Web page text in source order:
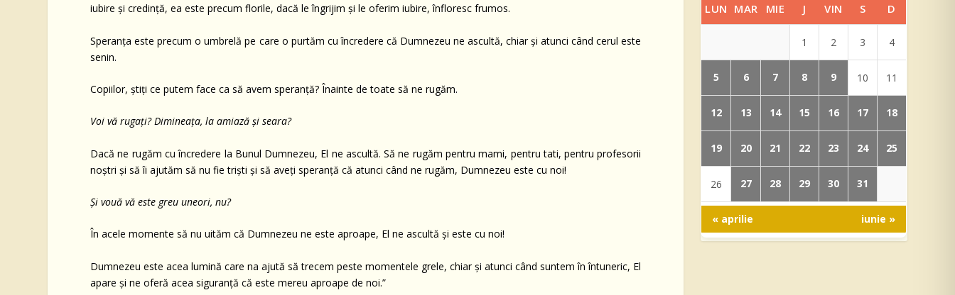
iubire și credință, ea este precum florile, dacă le îngrijim și le oferim iubire, înfloresc frumos.
Speranța este precum o umbrelă pe care o purtăm cu încredere că Dumnezeu ne ascultă, chiar și atunci când cerul este
senin.
Copiilor, știți ce putem face ca să avem speranță? Înainte de toate să ne rugăm.
Voi vă rugați? Dimineața, la amiază și seara?
Dacă ne rugăm cu încredere la Bunul Dumnezeu, El ne ascultă. Să ne rugăm pentru mami, pentru tati, pentru profesorii
noștri și să îi ajutăm să nu fie triști și să aveți speranță că atunci când ne rugăm, Dumnezeu este cu noi!
Și vouă vă este greu uneori, nu?
În acele momente să nu uităm că Dumnezeu ne este aproape, El ne ascultă și este cu noi!
Dumnezeu este acea lumină care na ajută să trecem peste momentele grele, chiar și atunci când suntem în întuneric, El
apare și ne oferă acea siguranță că este mereu aproape de noi.”
LUN MAR MIE J VIN S D
1 2 3 4
5 6 7 8 9 10 11
12 13 14 15 16 17 18
19 20 21 22 23 24 25
26 27 28 29 30 31
« aprilie iunie »